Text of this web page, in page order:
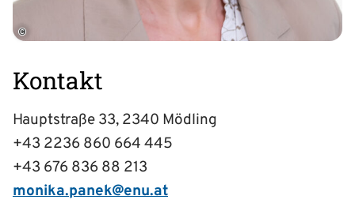
©
Kontakt
Hauptstraße 33, 2340 Mödling
+43 2236 860 664 445
+43 676 836 88 213
monika.panek@enu.at